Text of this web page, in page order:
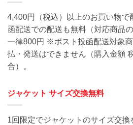
4,400円（税込）以上のお買い物で
函配送での配送も無料（対応商品
一律800円 ※ポスト投函配送対象
払・発送はできません（購入金額
合）。
ジャケット サイズ交換無料
1回限定でジャケットのサイズ交換